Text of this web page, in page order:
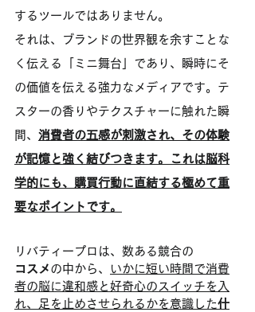
するツールではありません。
それは、ブランドの世界観を余すことな
く伝える「ミニ舞台」であり、瞬時にそ
の価値を伝える強力なメディアです。テ
スターの香りやテクスチャーに触れた瞬
間、 消費者の五感が刺激され、その体験
が記憶と強く結びつきます。これは脳科
学的にも、購買行動に直結する極めて重
要なポイントです。
リバティープロは、数ある競合の
コスメ の中から、
いかに短い時間で消費
者の脳に違和感と好奇心のスイッチを入
れ、足を止めさせられるかを意識した什